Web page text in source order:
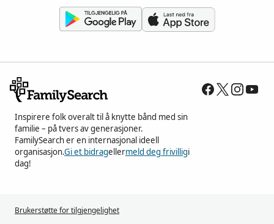
Inspirere folk overalt til å knytte bånd med sin
familie – på tvers av generasjoner.
FamilySearch er en internasjonal ideell
organisasjon.Gi et bidragellermeld deg frivilligi
dag!
Brukerstøtte for tilgjengelighet